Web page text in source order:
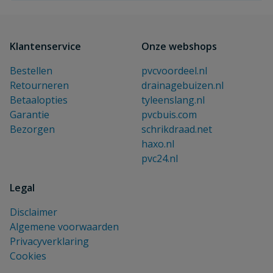
Klantenservice
Bestellen
Retourneren
Betaalopties
Garantie
Bezorgen
Onze webshops
pvcvoordeel.nl
drainagebuizen.nl
tyleenslang.nl
pvcbuis.com
schrikdraad.net
haxo.nl
pvc24.nl
Legal
Disclaimer
Algemene voorwaarden
Privacyverklaring
Cookies